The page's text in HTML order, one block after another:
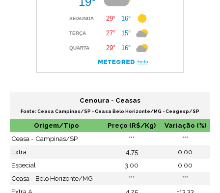
Cenoura - Ceasas
Fonte: Ceasa Campinas/SP - Ceasa Belo Horizonte/MG - Ceagesp/SP
Origem/Tipo Preço (R$/Kg)
Variação (%)
Ceasa - Campinas/SP
***
***
Extra
4,75
0,00
Especial
3,00
0,00
Ceasa - Belo Horizonte/MG
***
***